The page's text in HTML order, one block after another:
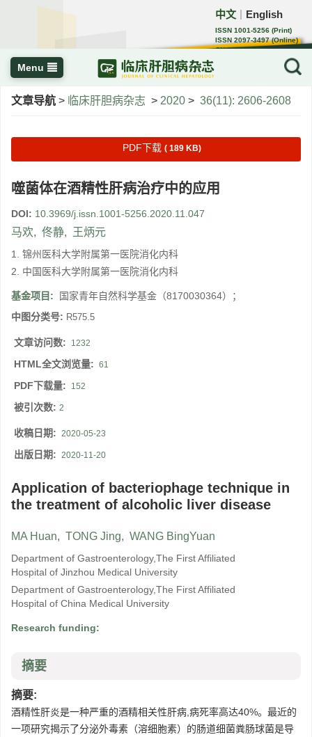
中文 English
ISSN 1001-5256 (Print)
ISSN 2097-3497 (Online)
CN 22-1108/R
Menu
文章导航 > 临床肝胆病杂志 > 2020 > 36(11): 2606-2608
PDF下载 ( 189 KB)
噬菌体在酒精性肝病治疗中的应用
DOI: 10.3969/j.issn.1001-5256.2020.11.047
马欢, 佟静, 王炳元
1. 锦州医科大学附属第一医院消化内科
2. 中国医科大学附属第一医院消化内科
基金项目:
国家青年自然科学基金（8170030364）；
中图分类号: R575.5
文章访问数: 1232
HTML全文浏览量: 61
PDF下载量: 152
被引次数: 2
收稿日期: 2020-05-23
出版日期: 2020-11-20
Application of bacteriophage technique in
the treatment of alcoholic liver disease
MA Huan, TONG Jing, WANG BingYuan
Department of Gastroenterology,The First Affiliated
Hospital of Jinzhou Medical University
Department of Gastroenterology,The First Affiliated
Hospital of China Medical University
Research funding:
摘要
摘要:
酒精性肝炎是一种严重的酒精相关性肝病,病死率高达40%。最近的
一项研究揭示了分泌外毒素（溶细胞素）的肠道细菌粪肠球菌是导